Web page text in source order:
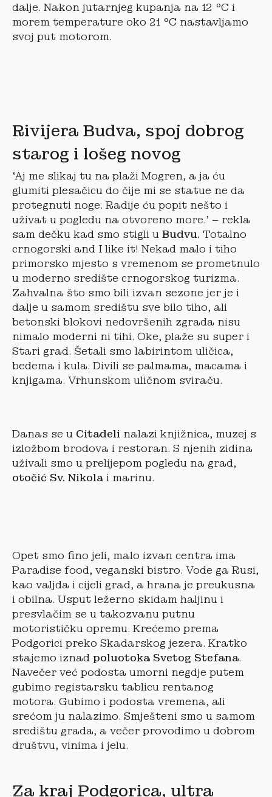
dalje. Nakon jutarnjeg kupanja na 12 °C i
morem temperature oko 21 °C nastavljamo
svoj put motorom.
Rivijera Budva, spoj dobrog
starog i lošeg novog
‘Aj me slikaj tu na plaži Mogren, a ja ću
glumiti plesačicu do čije mi se statue ne da
protegnuti noge. Radije ću popit nešto i
uživat u pogledu na otvoreno more.’ – rekla
sam dečku kad smo stigli u Budvu. Totalno
crnogorski and I like it! Nekad malo i tiho
primorsko mjesto s vremenom se prometnulo
u moderno središte crnogorskog turizma.
Zahvalna što smo bili izvan sezone jer je i
dalje u samom središtu sve bilo tiho, ali
betonski blokovi nedovršenih zgrada nisu
nimalo moderni ni tihi. Oke, plaže su super i
Stari grad. Šetali smo labirintom uličica,
bedema i kula. Divili se palmama, macama i
knjigama. Vrhunskom uličnom sviraču.
Danas se u Citadeli nalazi knjižnica, muzej s
izložbom brodova i restoran. S njenih zidina
uživali smo u prelijepom pogledu na grad,
otočić Sv. Nikola i marinu.
Opet smo fino jeli, malo izvan centra ima
Paradise food, veganski bistro. Vode ga Rusi,
kao valjda i cijeli grad, a hrana je preukusna
i obilna. Usput ležerno skidam haljinu i
presvlačim se u takozvanu putnu
motorističku opremu. Krećemo prema
Podgorici preko Skadarskog jezera. Kratko
stajemo iznad poluotoka Svetog Stefana.
Navečer već podosta umorni negdje putem
gubimo registarsku tablicu rentanog
motora. Gubimo i podosta vremena, ali
srećom ju nalazimo. Smješteni smo u samom
središtu grada, a večer provodimo u dobrom
društvu, vinima i jelu.
Za kraj Podgorica, ultra